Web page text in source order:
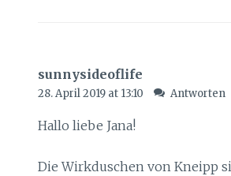
sunnysideoflife
28. April 2019 at 13:10 Antworten
Hallo liebe Jana!
Die Wirkduschen von Kneipp